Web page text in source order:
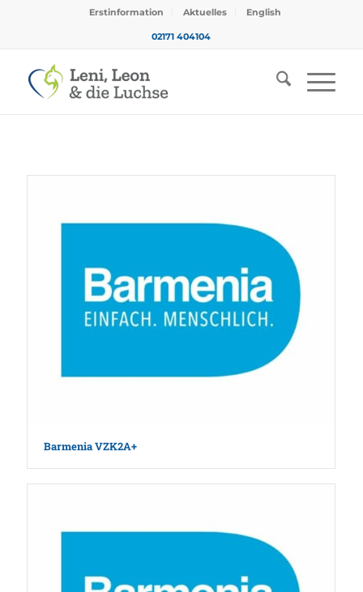
Erstinformation Aktuelles English
02171 404104
Barmenia VZK2A+